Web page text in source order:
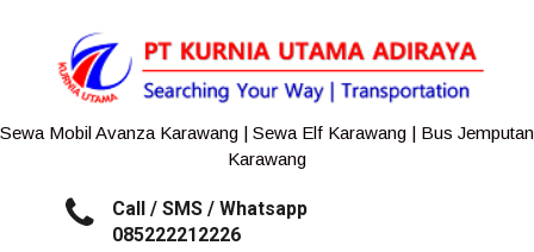
Sewa Mobil Avanza Karawang | Sewa Elf Karawang | Bus Jemputan
Karawang
Call / SMS / Whatsapp
085222212226